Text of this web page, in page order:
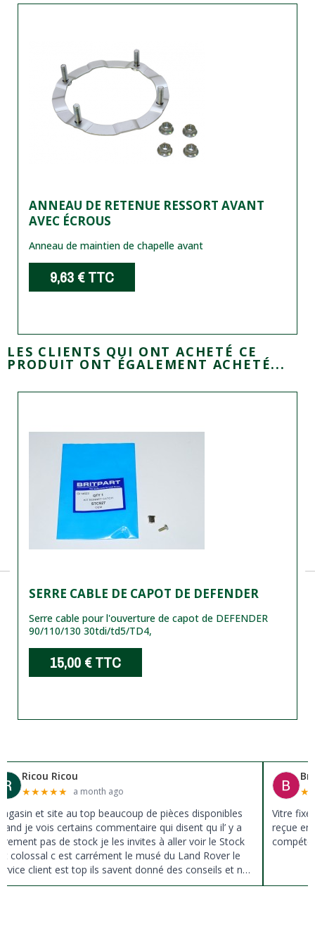
ANNEAU DE RETENUE RESSORT AVANT
AVEC ÉCROUS
Anneau de maintien de chapelle avant
9,63 €TTC
LES CLIENTS QUI ONT ACHETÉ CE
PRODUIT ONT ÉGALEMENT ACHETÉ...
SERRE CABLE DE CAPOT DE DEFENDER
Serre cable pour l'ouverture de capot de DEFENDER
90/110/130 30tdi/td5/TD4,
15,00 €TTC
Ricou Ricou
★★★★★ a month ago
et site au top beaucoup de pièces disponibles
je vois certains commentaire qui disent qu il’ y a
pas de stock je les invites à aller voir le Stock
colossal c est carrément le musé du Land Rover le
client est top ils savent donné des conseils et ne
pas à la vente ils sont vraiment au top du top
★
Vitre
reçue